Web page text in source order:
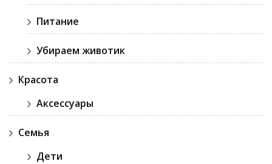
Питание
Убираем животик
Красота
Аксессуары
Семья
Дети